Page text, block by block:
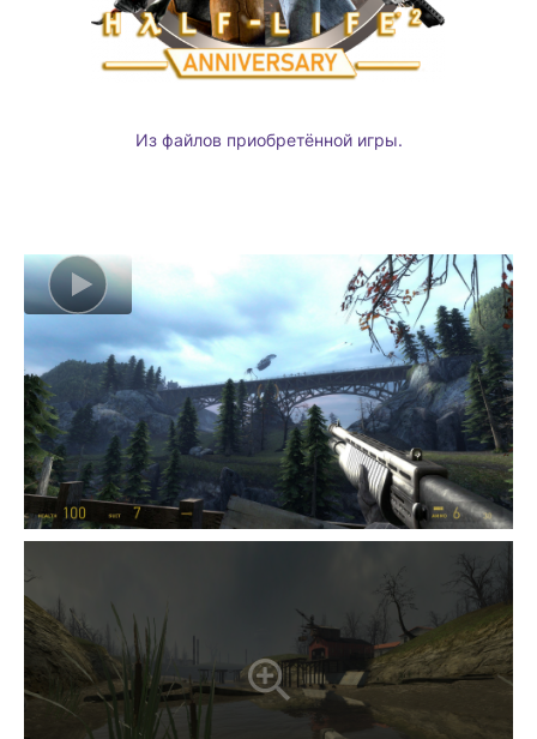
Из файлов приобретённой игры.